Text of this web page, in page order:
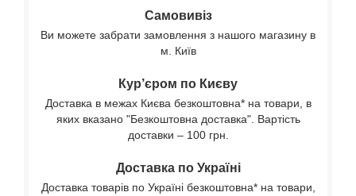
Самовивіз
Ви можете забрати замовлення з нашого магазину в
м. Київ
Кур’єром по Києву
Доставка в межах Києва безкоштовна* на товари, в
яких вказано "Безкоштовна доставка". Вартість
доставки – 100 грн.
Доставка по Україні
Доставка товарів по Україні безкоштовна* на товари,